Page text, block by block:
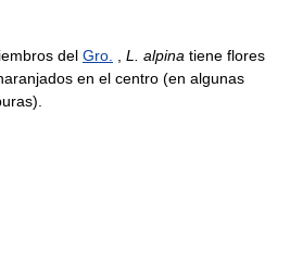
del Gro. L. alpina tiene flores
en el centro (en algunas